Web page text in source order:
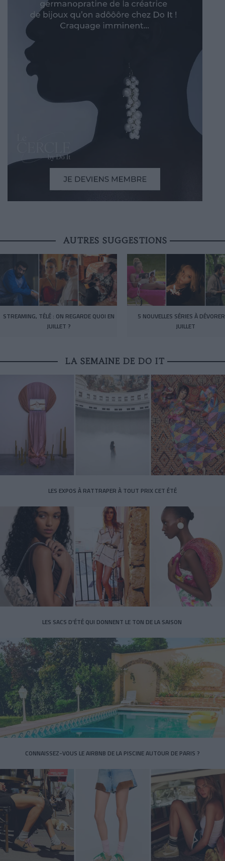
AUTRES SUGGESTIONS
STREAMING, TÉLÉ : ON REGARDE QUOI EN
JUILLET ?
5 NOUVELLES SÉRIES À
JUILLET
LA SEMAINE DE DO IT
LES EXPOS À RATTRAPER À TOUT PRIX CET ÉTÉ
LES SACS D’ÉTÉ QUI DONNENT LE TON DE LA SAISON
CONNAISSEZ-VOUS LE AIRBNB DE LA PISCINE AUTOUR DE PARIS ?